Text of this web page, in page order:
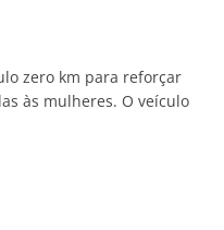
zero km para reforçar
às mulheres. O veículo